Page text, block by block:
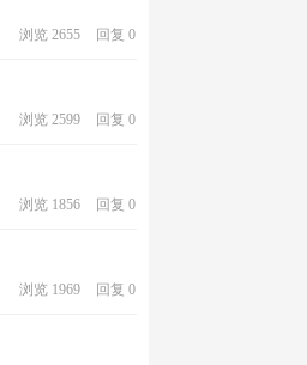
浏览 2655 回复 0
浏览 2599 回复 0
浏览 1856 回复 0
浏览 1969 回复 0